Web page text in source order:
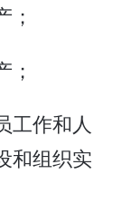
；
；
工作和人
和组织实